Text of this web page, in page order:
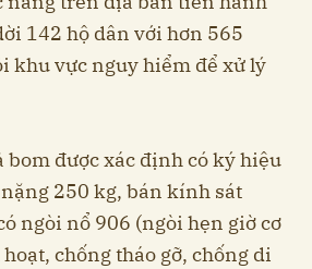
142 hộ dân với hơn 565
khu vực nguy hiểm để xử lý
bom được xác định có ký hiệu
250 kg, bán kính sát
ngòi nổ 906 (ngòi hẹn giờ cơ
chống tháo gỡ, chống di